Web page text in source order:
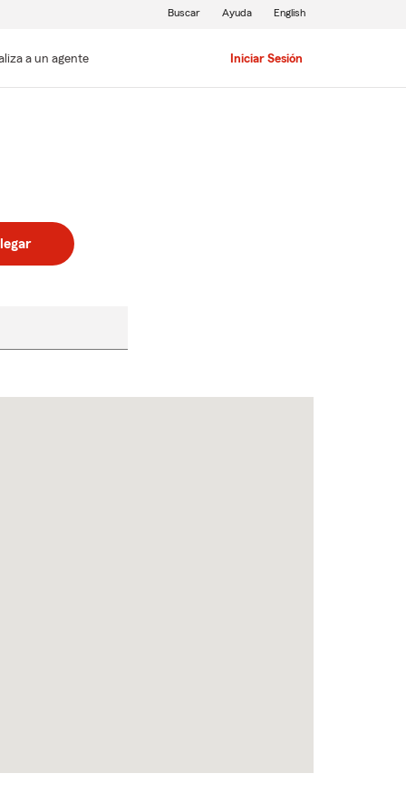
a un agente Iniciar Sesión
Buscar Ayuda English